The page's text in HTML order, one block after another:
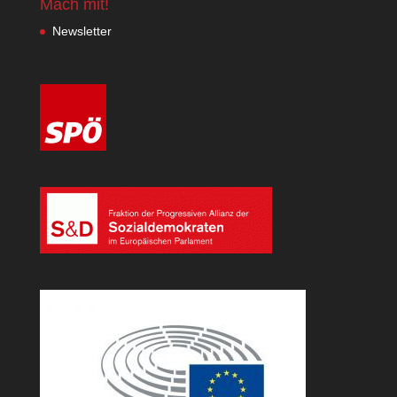
Mach mit!
Newsletter